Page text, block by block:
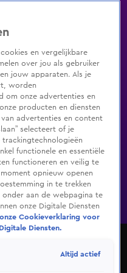
Zenders Genres
De Bondgenoten
wil naar huis”
en vergelijkbare
over jou als gebruiker
jouw apparaten. Als je
worden
om onze advertenties en
producten en diensten
advertenties en content
selecteert of je
functionele en essentiële
functioneren en veilig te
opnieuw openen
in te trekken
aan de webpagina te
onze Digitale Diensten
Cookieverklaring voor
Diensten.
Altijd actief